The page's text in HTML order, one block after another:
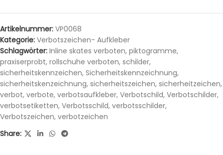
Artikelnummer: VP0068
Kategorie: Verbotszeichen- Aufkleber
Schlagwörter: Inline skates verboten, piktogramme,
praxiserprobt, rollschuhe verboten, schilder,
sicherheitskennzeichen, Sicherheitskennzeichnung,
sicherheitskenzeichnung, sicherheitszeichen, sicherheitzeichen,
verbot, verbote, verbotsaufkleber, Verbotschild, Verbotschilder,
verbotsetiketten, Verbotsschild, verbotsschilder,
Verbotszeichen, verbotzeichen
Share: